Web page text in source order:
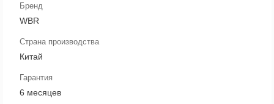
Бренд
WBR
Страна производства
Китай
Гарантия
6 месяцев